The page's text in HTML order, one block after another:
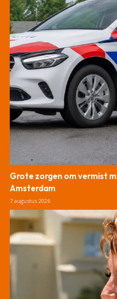
Grote zorgen om vermist
Amsterdam
7 augustus 2026